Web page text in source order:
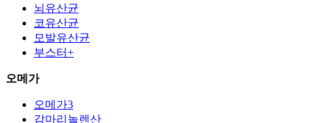
뇌유산균
코유산균
모발유산균
부스터+
오메가
오메가3
감마리놀렌산